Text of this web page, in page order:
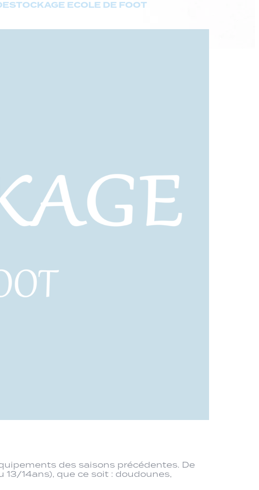
ECOLE DE FOOT
des saisons précédentes. De
14ans), que ce soit : doudounes,